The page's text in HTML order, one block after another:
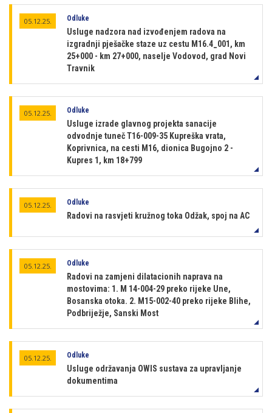
05.12.25. Odluke
Usluge nadzora nad izvođenjem radova na
izgradnji pješačke staze uz cestu M16.4_001, km
25+000 - km 27+000, naselje Vodovod, grad Novi
Travnik
05.12.25. Odluke
Usluge izrade glavnog projekta sanacije
odvodnje tuneč T16-009-35 Kupreška vrata,
Koprivnica, na cesti M16, dionica Bugojno 2 -
Kupres 1, km 18+799
05.12.25. Odluke
Radovi na rasvjeti kružnog toka Odžak, spoj na AC
05.12.25. Odluke
Radovi na zamjeni dilatacionih naprava na
mostovima: 1. M 14-004-29 preko rijeke Une,
Bosanska otoka. 2. M15-002-40 preko rijeke Blihe,
Podbriježje, Sanski Most
05.12.25. Odluke
Usluge održavanja OWIS sustava za upravljanje
dokumentima